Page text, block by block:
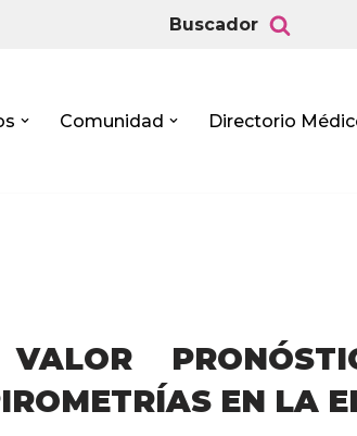
Buscador
Comunidad Directorio
EN LA